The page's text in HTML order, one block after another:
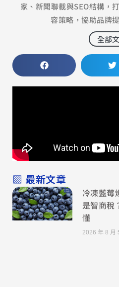
家、新聞聯載與SEO結構，
容策略，協助品牌
全部
▧ 最新文章
冷凍藍莓
是智商稅
懂
2026 年 8 月